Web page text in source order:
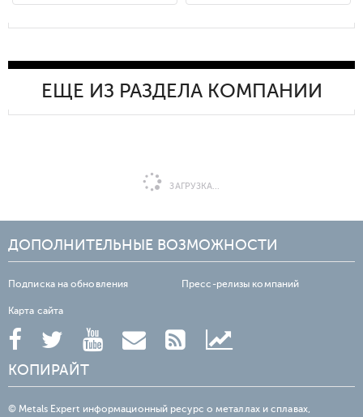
ЕЩЕ ИЗ РАЗДЕЛА КОМПАНИИ
ЗАГРУЗКА...
ДОПОЛНИТЕЛЬНЫЕ ВОЗМОЖНОСТИ
Подписка на обновления Пресс-релизы компаний
Карта сайта
КОПИРАЙТ
© Metals Expert информационный ресурс о металлах и сплавах,